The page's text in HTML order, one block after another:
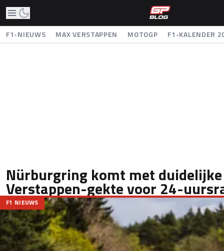
F1-NIEUWS MAX VERSTAPPEN MOTOGP F1-KALENDER
Nürburgring komt met
Verstappen-gekte voor 24-
F1 NIEUWS